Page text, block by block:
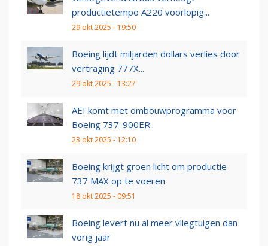
productietempo A220 voorlopig...
29 okt 2025 - 19:50
Boeing lijdt miljarden dollars verlies door
vertraging 777X...
29 okt 2025 - 13:27
AEI komt met ombouwprogramma voor
Boeing 737-900ER
23 okt 2025 - 12:10
Boeing krijgt groen licht om productie
737 MAX op te voeren
18 okt 2025 - 09:51
Boeing levert nu al meer vliegtuigen dan
vorig jaar